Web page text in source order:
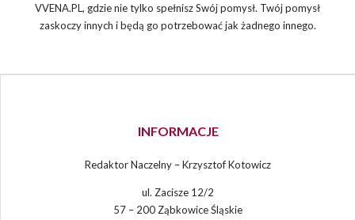
VVENA.PL, gdzie nie tylko spełnisz Swój pomysł. Twój pomysł
zaskoczy innych i będą go potrzebować jak żadnego innego.
INFORMACJE
Redaktor Naczelny – Krzysztof Kotowicz
ul. Zacisze 12/2
57 – 200 Ząbkowice Śląskie